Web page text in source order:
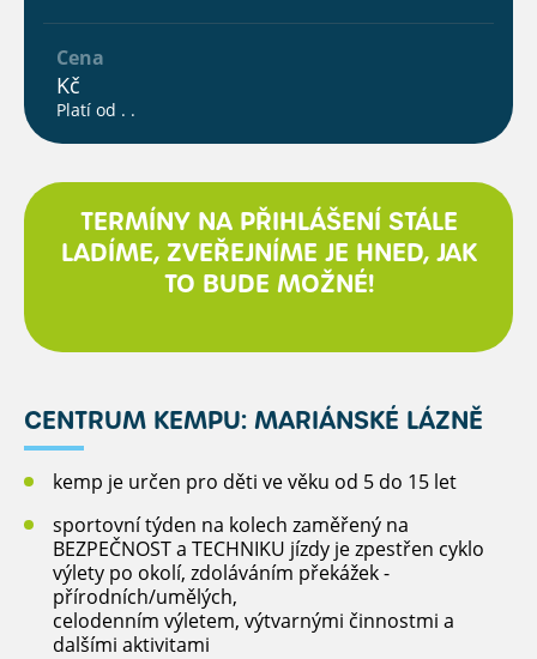
Cena
Kč
Platí od . .
TERMÍNY NA PŘIHLÁŠENÍ STÁLE
LADÍME, ZVEŘEJNÍME JE HNED, JAK
TO BUDE MOŽNÉ!
CENTRUM KEMPU: MARIÁNSKÉ LÁZNĚ
kemp je určen pro děti ve věku od 5 do 15 let
sportovní týden na kolech zaměřený na
BEZPEČNOST a TECHNIKU jízdy je zpestřen cyklo
výlety po okolí, zdoláváním překážek -
přírodních/umělých,
celodenním výletem, výtvarnými činnostmi a
dalšími aktivitami